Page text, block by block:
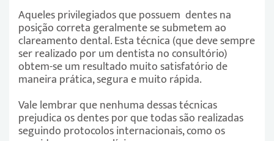
Aqueles privilegiados que possuem dentes na
posição correta geralmente se submetem ao
clareamento dental. Esta técnica (que deve sempre
ser realizado por um dentista no consultório)
obtem-se um resultado muito satisfatório de
maneira prática, segura e muito rápida.
Vale lembrar que nenhuma dessas técnicas
prejudica os dentes por que todas são realizadas
seguindo protocolos internacionais, como os